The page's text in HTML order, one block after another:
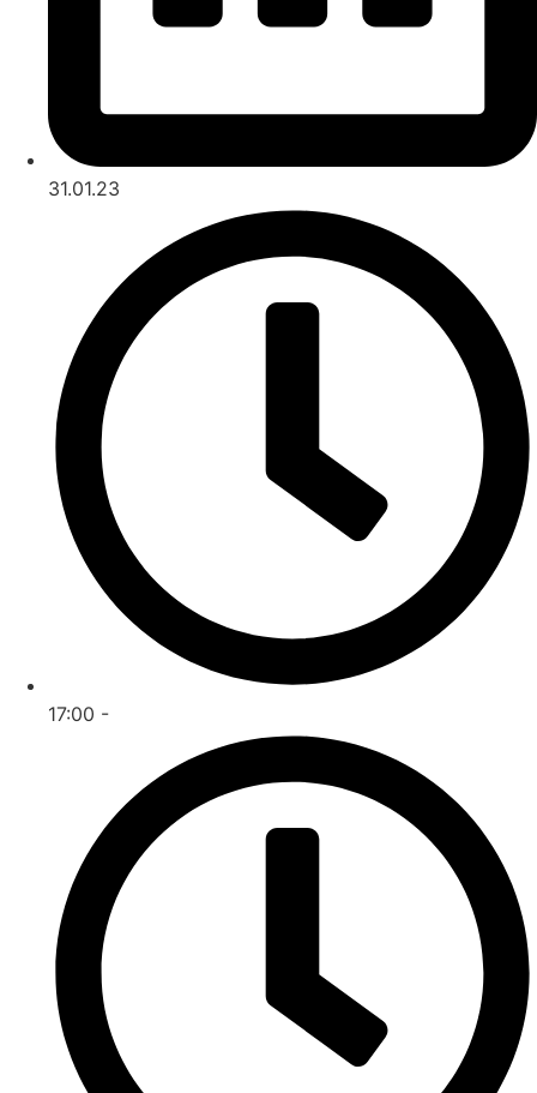
31.01.23
17:00 -